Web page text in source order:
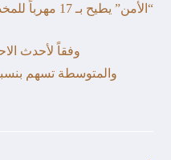
“الأمن” يطيح بـ 17 مهرباً للمخدرات
وفقاً لأحدث